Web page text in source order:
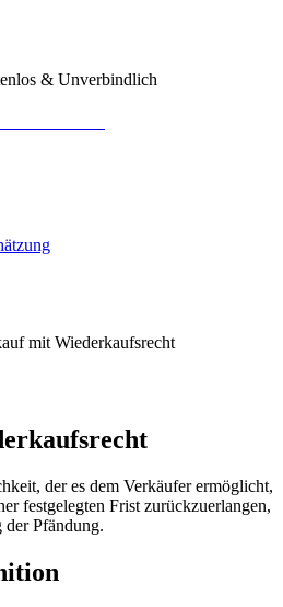
& Unverbindlich
mit Wiederkaufsrecht
der es dem Verkäufer ermöglicht,
festgelegten Frist zurückzuerlangen,
der Pfändung.